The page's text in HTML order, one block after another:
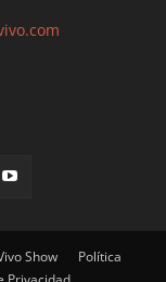
Show
Política